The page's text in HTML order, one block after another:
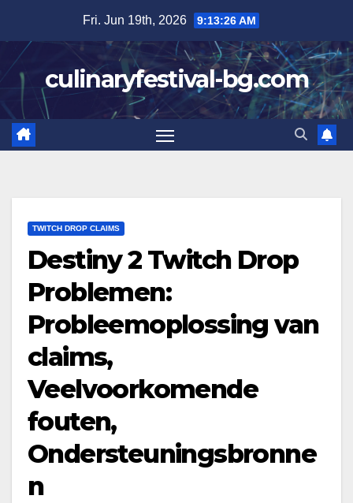
content
Fri. Jun 19th, 2026 9:13:27 AM
culinaryfestival-bg.com
TWITCH DROP CLAIMS
Destiny 2 Twitch Drop
Problemen:
Probleemoplossing van
claims,
Veelvoorkomende
fouten,
Ondersteuningsbronne
n